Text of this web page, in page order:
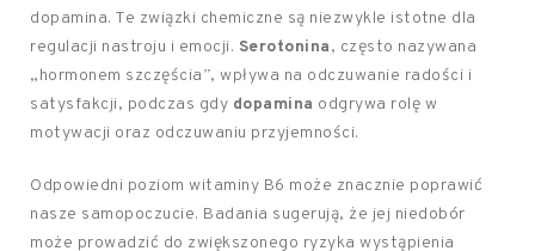
dopamina. Te związki chemiczne są niezwykle istotne dla
regulacji nastroju i emocji. Serotonina, często nazywana
„hormonem szczęścia”, wpływa na odczuwanie radości i
satysfakcji, podczas gdy dopamina odgrywa rolę w
motywacji oraz odczuwaniu przyjemności.
Odpowiedni poziom witaminy B6 może znacznie poprawić
nasze samopoczucie. Badania sugerują, że jej niedobór
może prowadzić do zwiększonego ryzyka wystąpienia